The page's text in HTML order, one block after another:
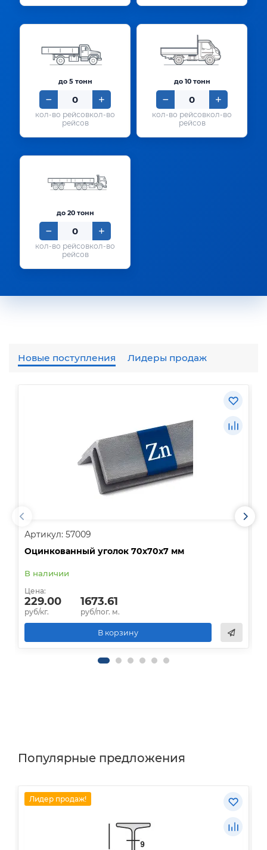
до 5 тонн
кол-во
рейсов
до 10 тонн
кол-во
рейсов
до 20 тонн
кол-во
рейсов
Новые поступления Лидеры продаж
Артикул: 57009
Оцинкованный уголок 70х70х7 мм
В наличии
Цена:
229.00
руб/кг.
1673.61
руб/пог. м.
В корзину
Популярные предложения
Лидер продаж!